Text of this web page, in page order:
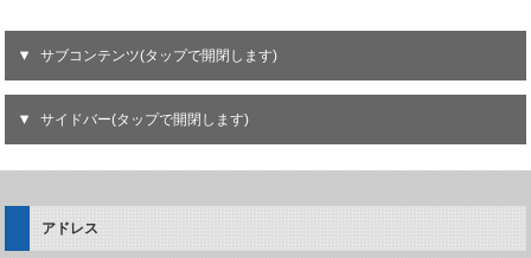
サブコンテンツ(タップで開閉します)
サイドバー(タップで開閉します)
アドレス